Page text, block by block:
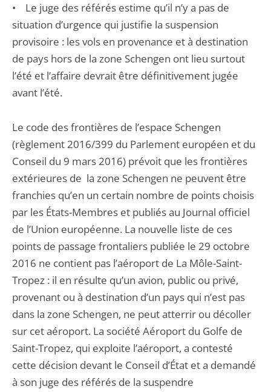
• Le juge des référés estime qu’il n’y a pas de
situation d’urgence qui justifie la suspension
provisoire : les vols en provenance et à destination
de pays hors de la zone Schengen ont lieu surtout
l’été et l’affaire devrait être définitivement jugée
avant l’été.
Le code des frontières de l’espace Schengen
(règlement 2016/399 du Parlement européen et du
Conseil du 9 mars 2016) prévoit que les frontières
extérieures de la zone Schengen ne peuvent être
franchies qu’en un certain nombre de points choisis
par les États-Membres et publiés au Journal officiel
de l’Union européenne. La nouvelle liste de ces
points de passage frontaliers publiée le 29 octobre
2016 ne contient pas l’aéroport de La Môle-Saint-
Tropez : il en résulte qu’un avion, public ou privé,
provenant ou à destination d’un pays qui n’est pas
dans la zone Schengen, ne peut atterrir ou décoller
sur cet aéroport. La société Aéroport du Golfe de
Saint-Tropez, qui exploite l’aéroport, a contesté
cette décision devant le Conseil d’État et a demandé
à son juge des référés de la suspendre